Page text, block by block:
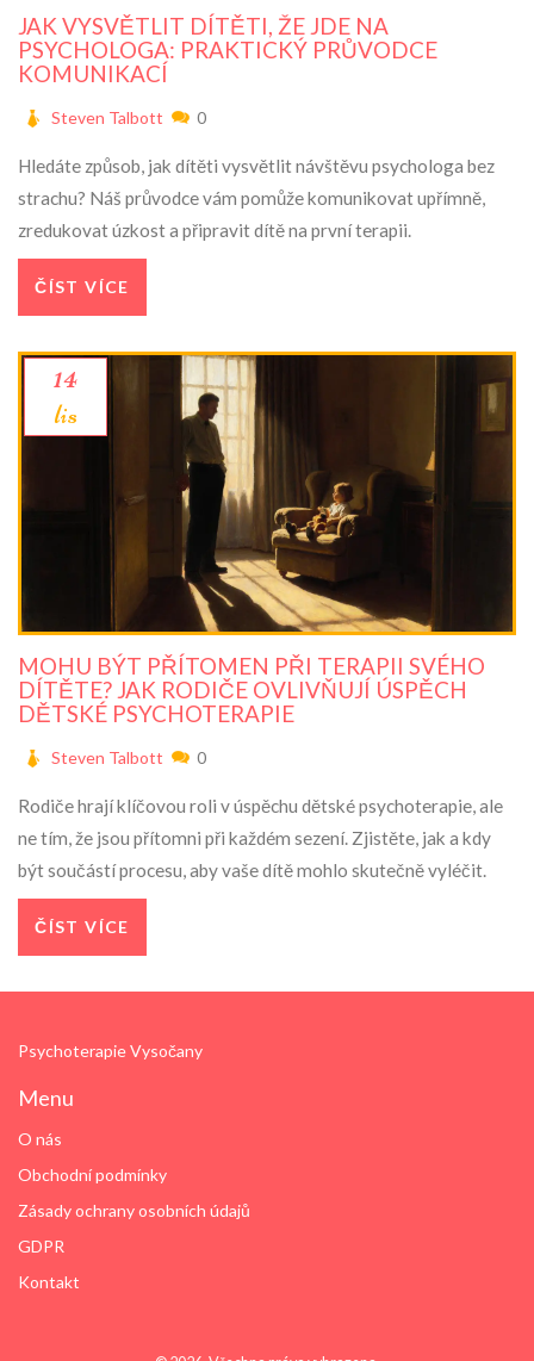
JAK VYSVĚTLIT DÍTĚTI, ŽE JDE NA
PSYCHOLOGA: PRAKTICKÝ PRŮVODCE
KOMUNIKACÍ
Steven Talbott 0
Hledáte způsob, jak dítěti vysvětlit návštěvu psychologa bez
strachu? Náš průvodce vám pomůže komunikovat upřímně,
zredukovat úzkost a připravit dítě na první terapii.
ČÍST VÍCE
14
lis
MOHU BÝT PŘÍTOMEN PŘI TERAPII SVÉHO
DÍTĚTE? JAK RODIČE OVLIVŇUJÍ ÚSPĚCH
DĚTSKÉ PSYCHOTERAPIE
Steven Talbott 0
Rodiče hrají klíčovou roli v úspěchu dětské psychoterapie, ale
ne tím, že jsou přítomni při každém sezení. Zjistěte, jak a kdy
být součástí procesu, aby vaše dítě mohlo skutečně vyléčit.
ČÍST VÍCE
Psychoterapie Vysočany
Menu
O nás
Obchodní podmínky
Zásady ochrany osobních údajů
GDPR
Kontakt